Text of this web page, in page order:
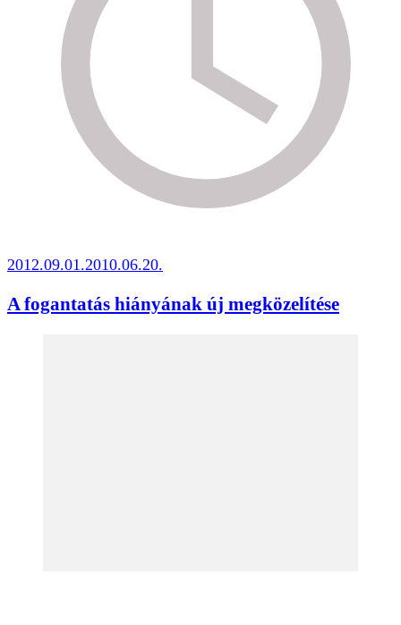
2012.09.01.2010.06.20.
A fogantatás hiányának új megközelítése